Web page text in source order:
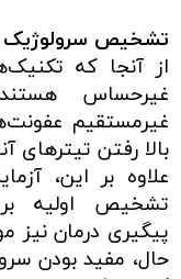
تشخیص سرولوژیک
از آنجا که
غیرحساس
غیرمستقیم
بالا رفتن
علاوه بر این،
تشخیص اولیه
پیگیری درمان نیز
حال، مفید بودن